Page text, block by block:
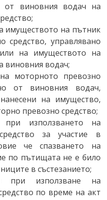
от виновния водач на
имуществото на пътник
средство, управлявано
на имуществото на
виновния водач;
моторното превозно
от виновния водач,
на имущество,
превозно средство;
при използването на
за участие в
че спазването на
по пътищата не е било
в състезанието;
при използване на
по време на акт